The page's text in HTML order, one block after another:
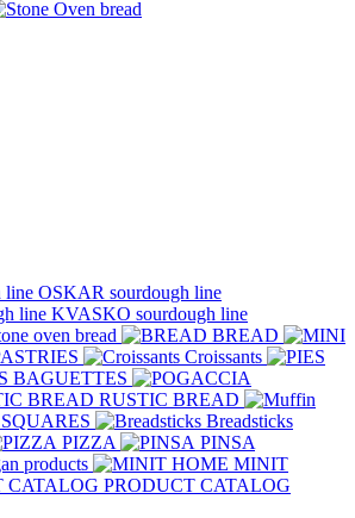
OSKAR sourdough line
KVASKO sourdough line
oven bread
BREAD
Croissants
BAGUETTES
RUSTIC BREAD
SQUARES
Breadsticks
PIZZA
PINSA
products
MINIT
PRODUCT CATALOG